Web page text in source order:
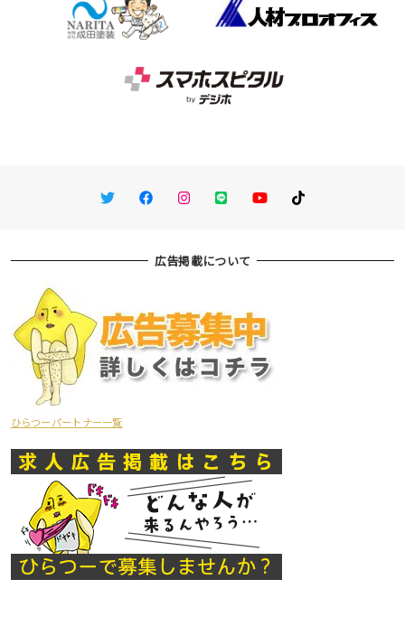
TwitterFacebookInstagram
LINE You TubeTikTok
広告掲載について
ひらつーパートナー一覧